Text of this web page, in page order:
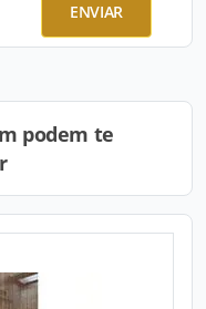
ENVIAR
podem te